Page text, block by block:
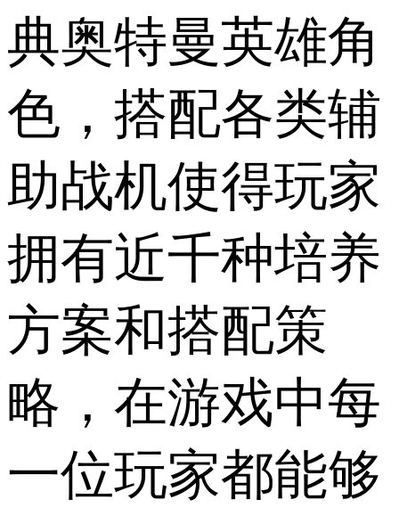
典奥特曼英雄角
色，搭配各类辅
助战机使得玩家
拥有近千种培养
方案和搭配策
略，在游戏中每
一位玩家都能够